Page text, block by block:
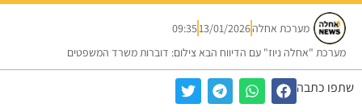
מערכת אחלה13/01/2026
09:35
מערכת "אחלה ניוז" עם הדיווח הבא צילום: דוברות משרד המשפטים
שתפו כתבה